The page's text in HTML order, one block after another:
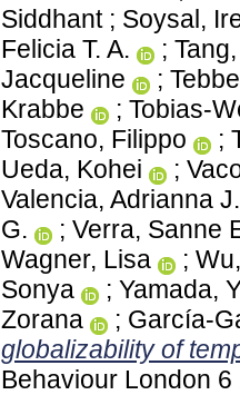
Siddhant; Soysal,
Felicia T. A.
;
Jacqueline
;
Krabbe
; Tobias-
Toscano, Filippo
;
Ueda, Kohei
;
Valencia, Adrianna J.
G.
; Verra, Sanne
Wagner, Lisa
;
Sonya
; Yamada,
Zorana
; García-
globalizability of
Behaviour London 6